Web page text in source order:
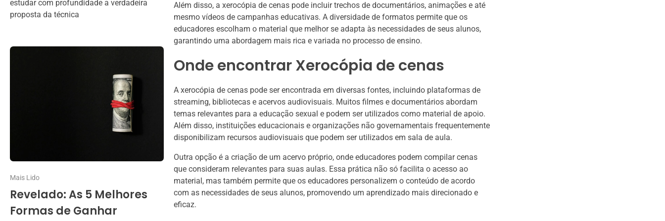
estudar com profundidade a verdadeira
proposta da técnica
Mais Lido
Revelado: As 5 Melhores
Formas de Ganhar
Além disso, a xerocópia de cenas pode incluir trechos de documentários, animações e até
mesmo vídeos de campanhas educativas. A diversidade de formatos permite que os
educadores escolham o material que melhor se adapta às necessidades de seus alunos,
garantindo uma abordagem mais rica e variada no processo de ensino.
Onde encontrar Xerocópia de cenas
A xerocópia de cenas pode ser encontrada em diversas fontes, incluindo plataformas de
streaming, bibliotecas e acervos audiovisuais. Muitos filmes e documentários abordam
temas relevantes para a educação sexual e podem ser utilizados como material de apoio.
Além disso, instituições educacionais e organizações não governamentais frequentemente
disponibilizam recursos audiovisuais que podem ser utilizados em sala de aula.
Outra opção é a criação de um acervo próprio, onde educadores podem compilar cenas
que consideram relevantes para suas aulas. Essa prática não só facilita o acesso ao
material, mas também permite que os educadores personalizem o conteúdo de acordo
com as necessidades de seus alunos, promovendo um aprendizado mais direcionado e
eficaz.